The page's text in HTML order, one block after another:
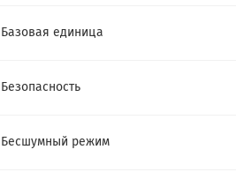
Базовая единица
Безопасность
Бесшумный режим